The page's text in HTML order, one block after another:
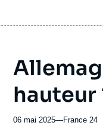
hauteur
06 mai 2025—Nom
France 24